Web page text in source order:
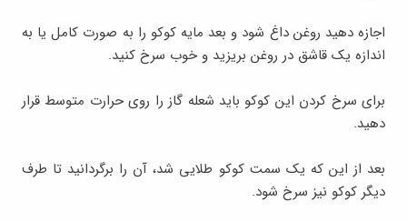
اجازه دهید روغن داغ شود و بعد مایه کوکو را به صورت کامل یا به
اندازه یک قاشق در روغن بریزید و خوب سرخ کنید.
برای سرخ کردن این کوکو باید شعله گاز را روی حرارت متوسط قرار
دهید.
بعد از این که یک سمت کوکو طلایی شد، آن را برگردانید تا طرف
دیگر کوکو نیز سرخ شود.